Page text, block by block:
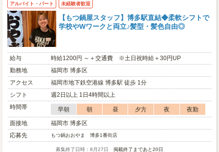
アルバイト・パート 未経験者歓迎
【もつ鍋屋スタッフ】博多駅直結◆柔軟シフトで
学校やWワークと両立♪髪型・髪色自由◎
給与
時給1200円 ～＋交通費 ※土日祝時給＋30円UP
勤務地
福岡市 博多区
アクセス
福岡市地下鉄空港線 博多駅 徒歩 1分
シフト
週2日以上 1日4時間以上
時間帯
早朝 朝 昼 夕方 夜
夜勤
面接地
福岡市 博多区
応募先
もつ鍋おおやま 博多1番街店
募集終了日時：8月27日 掲載終了まであと20日